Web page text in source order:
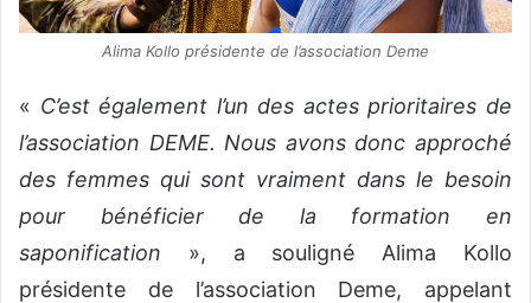
Alima Kollo présidente de l’association Deme
« C’est également l’un des actes prioritaires de
l’association DEME. Nous avons donc approché
des femmes qui sont vraiment dans le besoin
pour bénéficier de la formation en
saponification », a souligné Alima Kollo
présidente de l’association Deme, appelant